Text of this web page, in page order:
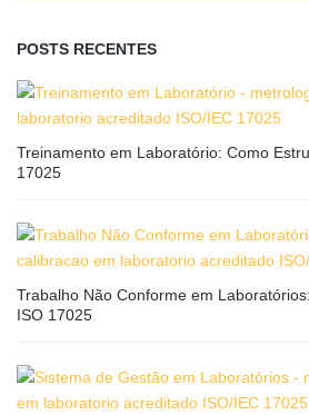
POSTS RECENTES
Treinamento em Laboratório: Como
17025
Trabalho Não Conforme em
ISO 17025